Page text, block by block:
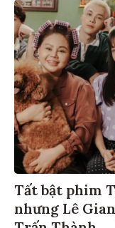
Tất bật phim
nhưng Lê